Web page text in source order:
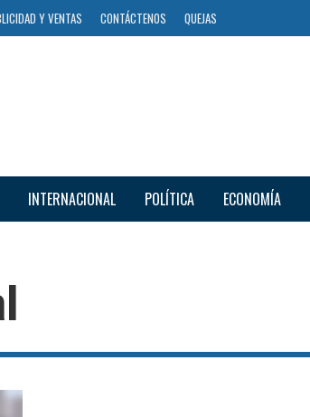
Y VENTAS CONTÁCTENOS QUEJAS
INTERNACIONAL POLÍTICA ECONOMÍA